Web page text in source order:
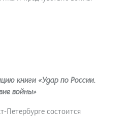
книги «Удар по России.
войны»
Петербурге состоится